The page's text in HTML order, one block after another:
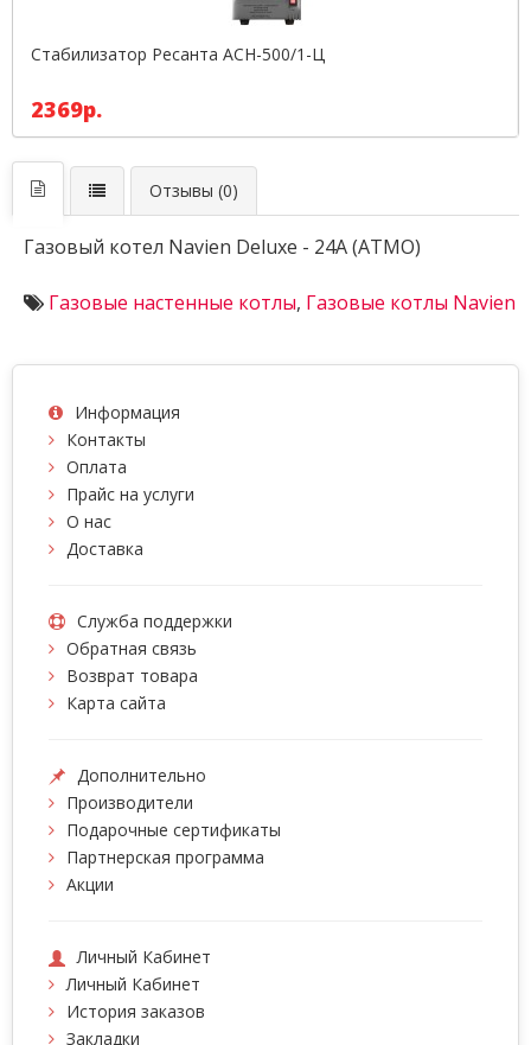
Стабилизатор Ресанта АСН-500/1-Ц
2369р.
Отзывы (0)
Газовый котел Navien Deluxe - 24A (ATMO)
Газовые настенные котлы, Газовые котлы Navien
Информация
Контакты
Оплата
Прайс на услуги
О нас
Доставка
Служба поддержки
Обратная связь
Возврат товара
Карта сайта
Дополнительно
Производители
Подарочные сертификаты
Партнерская программа
Акции
Личный Кабинет
Личный Кабинет
История заказов
Закладки